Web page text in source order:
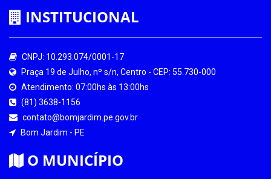
INSTITUCIONAL
CNPJ: 10.293.074/0001-17
Praça 19 de Julho, nº s/n, Centro - CEP: 55.730-000
Atendimento: 07:00hs às 13:00hs
(81) 3638-1156
contato@bomjardim.pe.gov.br
Bom Jardim - PE
O MUNICÍPIO